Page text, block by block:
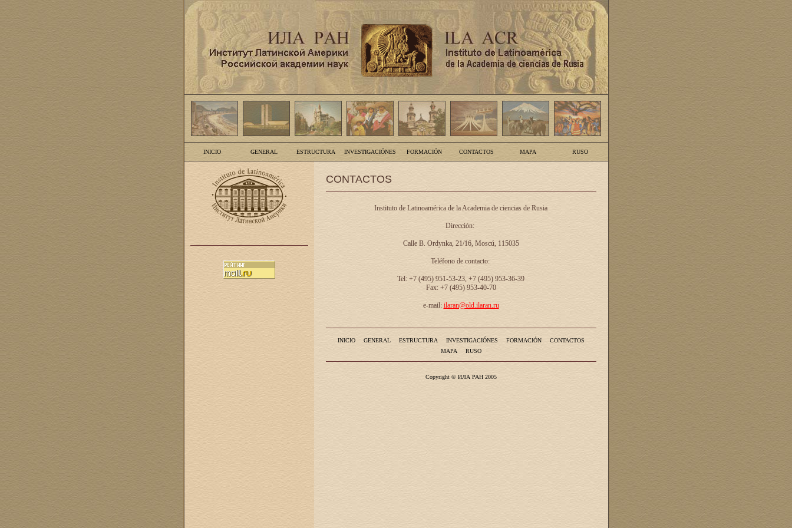
INICIO GENERAL ESTRUCTURA INVESTIGACIÓNES FORMACIÓN CONTACTOS MAPA RUSO
CONTACTOS
Instituto de Latinoamérica de la Academia de ciencias de Rusia
Dirección:
Calle B. Ordynka, 21/16, Moscú, 115035
Teléfono de contacto:
Tel: +7 (495) 951-53-23, +7 (495) 953-36-39
Fax: +7 (495) 953-40-70
e-mail: ilaran@old.ilaran.ru
INICIO GENERAL ESTRUCTURA INVESTIGACIÓNES FORMACIÓN
CONTACTOS
MAPA
RUSO
Copyright © ИЛА РАН 2005